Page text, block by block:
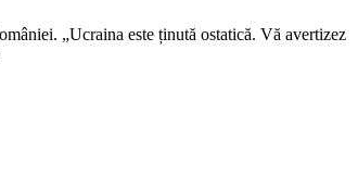
„Ucraina este ținută ostatică. Vă avertizez